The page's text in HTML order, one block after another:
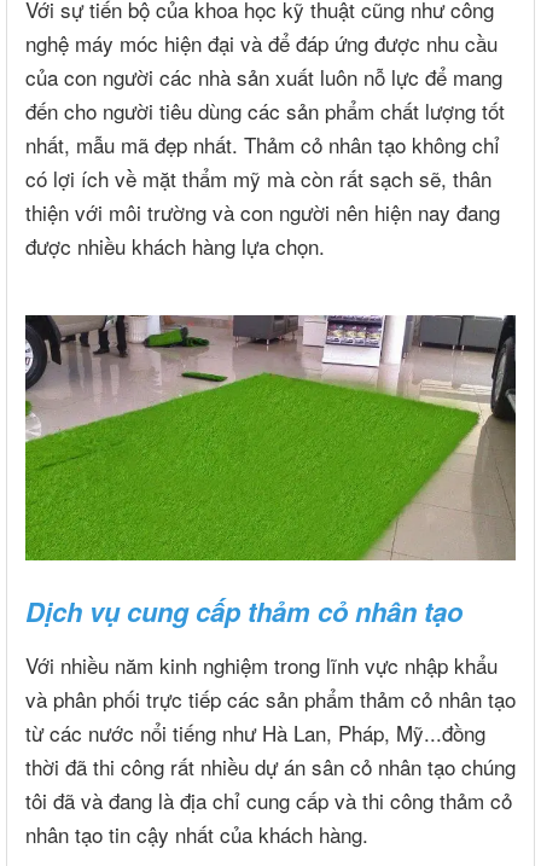
Với sự tiến bộ của khoa học kỹ thuật cũng như công
nghệ máy móc hiện đại và để đáp ứng được nhu cầu
của con người các nhà sản xuất luôn nỗ lực để mang
đến cho người tiêu dùng các sản phẩm chất lượng tốt
nhất, mẫu mã đẹp nhất. Thảm cỏ nhân tạo không chỉ
có lợi ích về mặt thẩm mỹ mà còn rất sạch sẽ, thân
thiện với môi trường và con người nên hiện nay đang
được nhiều khách hàng lựa chọn.
Dịch vụ cung cấp thảm cỏ nhân tạo
Với nhiều năm kinh nghiệm trong lĩnh vực nhập khẩu
và phân phối trực tiếp các sản phẩm thảm cỏ nhân tạo
từ các nước nổi tiếng như Hà Lan, Pháp, Mỹ...đồng
thời đã thi công rất nhiều dự án sân cỏ nhân tạo chúng
tôi đã và đang là địa chỉ cung cấp và thi công thảm cỏ
nhân tạo tin cậy nhất của khách hàng.